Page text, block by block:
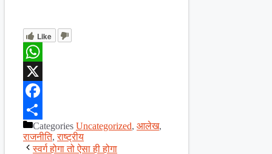
Like
WhatsApp
X
Facebook
ShareCategories Uncategorized, आलेख,
राजनीति,राष्ट्रीय
स्वर्ग होगा तो ऐसा ही होगा